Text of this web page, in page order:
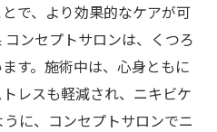
で、より効果的なケアが可
ンセプトサロンは、くつろ
す。施術中は、心身ともに
レスも軽減され、ニキビケ
に、コンセプトサロンでニ